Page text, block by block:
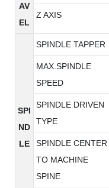
AV
EL
Z AXIS
SPI
ND
LE
SPINDLE TAPPER
MAX.SPINDLE
SPEED
SPINDLE DRIVEN
TYPE
SPINDLE CENTER
TO MACHINE
SPINE